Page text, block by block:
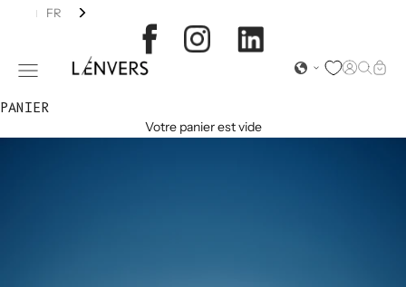
L'ENVERS
Ouvrir le menu de navigation Page
FR
PANIER
Votre panier est vide